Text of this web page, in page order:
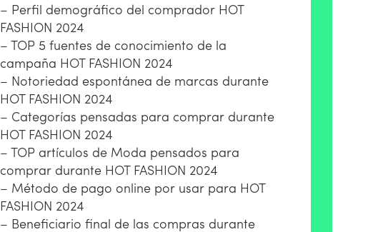
– Perfil demográfico del comprador HOT
FASHION 2024
– TOP 5 fuentes de conocimiento de la
campaña HOT FASHION 2024
– Notoriedad espontánea de marcas durante
HOT FASHION 2024
– Categorías pensadas para comprar durante
HOT FASHION 2024
– TOP artículos de Moda pensados para
comprar durante HOT FASHION 2024
– Método de pago online por usar para HOT
FASHION 2024
– Beneficiario final de las compras durante